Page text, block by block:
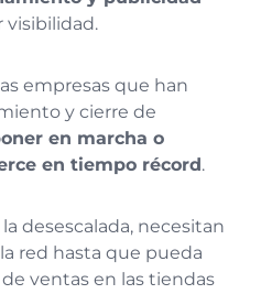
visibilidad.
empresas que han
y cierre de
en marcha o
en tiempo récord .
desescalada, necesitan
red hasta que pueda
ventas en las tiendas